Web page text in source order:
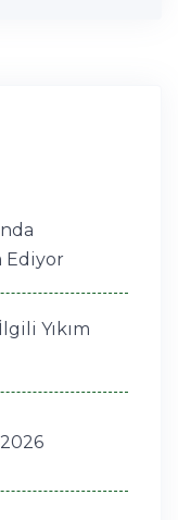
Ediyor
Yıkım